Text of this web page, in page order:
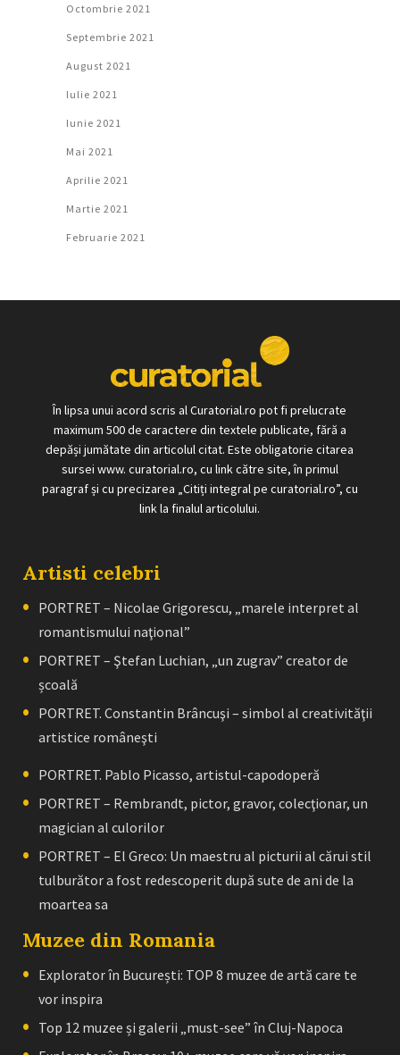
Octombrie 2021
Septembrie 2021
August 2021
Iulie 2021
Iunie 2021
Mai 2021
Aprilie 2021
Martie 2021
Februarie 2021
În lipsa unui acord scris al Curatorial.ro pot fi prelucrate
maximum 500 de caractere din textele publicate, fără a
depăși jumătate din articolul citat. Este obligatorie citarea
sursei www. curatorial.ro, cu link către site, în primul
paragraf și cu precizarea „Citiți integral pe curatorial.ro”, cu
link la finalul articolului.
Artisti celebri
PORTRET – Nicolae Grigorescu, „marele interpret al
romantismului naţional”
PORTRET – Ştefan Luchian, „un zugrav” creator de
școală
PORTRET. Constantin Brâncuşi – simbol al creativităţii
artistice româneşti
PORTRET. Pablo Picasso, artistul-capodoperă
PORTRET – Rembrandt, pictor, gravor, colecţionar, un
magician al culorilor
PORTRET – El Greco: Un maestru al picturii al cărui stil
tulburător a fost redescoperit după sute de ani de la
moartea sa
Muzee din Romania
Explorator în București: TOP 8 muzee de artă care te
vor inspira
Top 12 muzee și galerii „must-see” în Cluj-Napoca